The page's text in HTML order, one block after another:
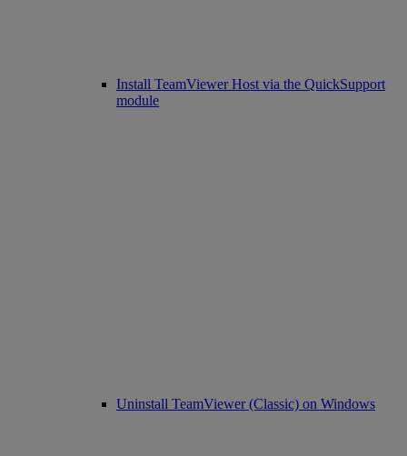
Install TeamViewer Host via the QuickSupport
module
Uninstall TeamViewer (Classic) on Windows